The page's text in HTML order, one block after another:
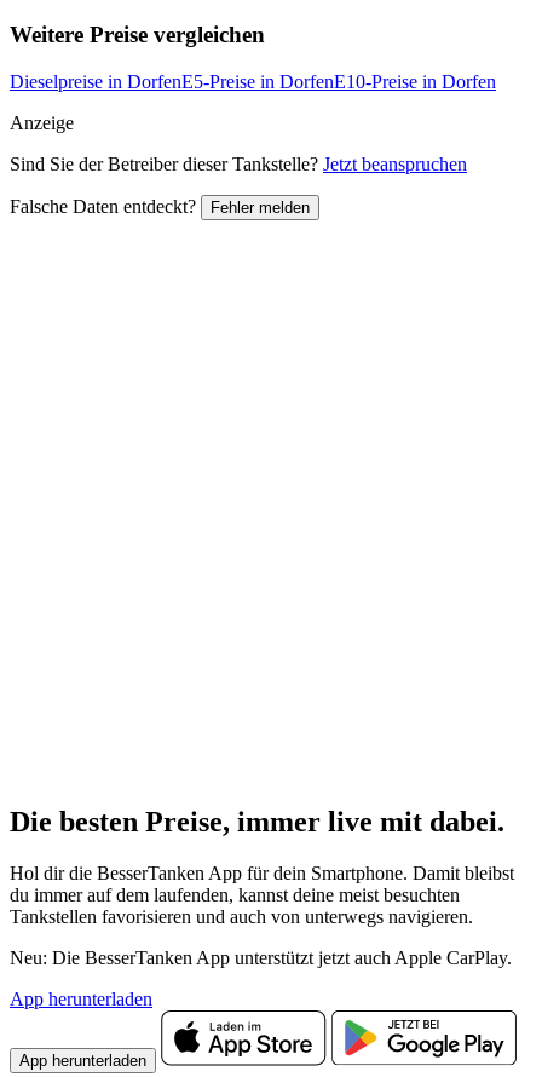
Weitere Preise vergleichen
Dieselpreise in DorfenE5-Preise in DorfenE10-Preise in Dorfen
Anzeige
Sind Sie der Betreiber dieser Tankstelle? Jetzt beanspruchen
Falsche Daten entdeckt? Fehler melden
Die besten Preise, immer live mit dabei.
Hol dir die BesserTanken App für dein Smartphone. Damit bleibst
du immer auf dem laufenden, kannst deine meist besuchten
Tankstellen favorisieren und auch von unterwegs navigieren.
Neu: Die BesserTanken App unterstützt jetzt auch Apple CarPlay.
App herunterladen
App herunterladen